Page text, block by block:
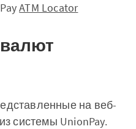
ATM Locator
на веб-
системы UnionPay.